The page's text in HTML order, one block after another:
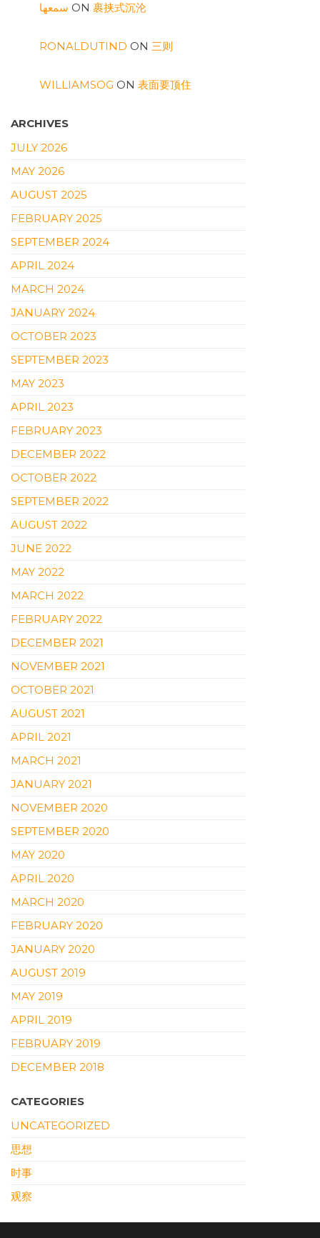
سمعها ON 裹挟式沉沦
RONALDUTIND ON 三则
WILLIAMSOG ON 表面要顶住
ARCHIVES
JULY 2026
MAY 2026
AUGUST 2025
FEBRUARY 2025
SEPTEMBER 2024
APRIL 2024
MARCH 2024
JANUARY 2024
OCTOBER 2023
SEPTEMBER 2023
MAY 2023
APRIL 2023
FEBRUARY 2023
DECEMBER 2022
OCTOBER 2022
SEPTEMBER 2022
AUGUST 2022
JUNE 2022
MAY 2022
MARCH 2022
FEBRUARY 2022
DECEMBER 2021
NOVEMBER 2021
OCTOBER 2021
AUGUST 2021
APRIL 2021
MARCH 2021
JANUARY 2021
NOVEMBER 2020
SEPTEMBER 2020
MAY 2020
APRIL 2020
MARCH 2020
FEBRUARY 2020
JANUARY 2020
AUGUST 2019
MAY 2019
APRIL 2019
FEBRUARY 2019
DECEMBER 2018
CATEGORIES
UNCATEGORIZED
思想
时事
观察